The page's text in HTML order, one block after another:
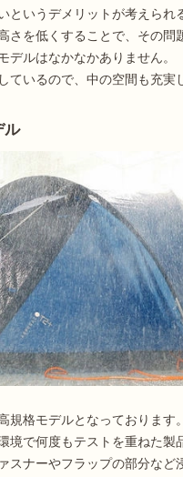
というデメリットが考えられ
さを低くすることで、その問
デルはなかなかありません。
ているので、中の空間も充実
ル
規格モデルとなっております
境で何度もテストを重ねた製
スナーやフラップの部分など